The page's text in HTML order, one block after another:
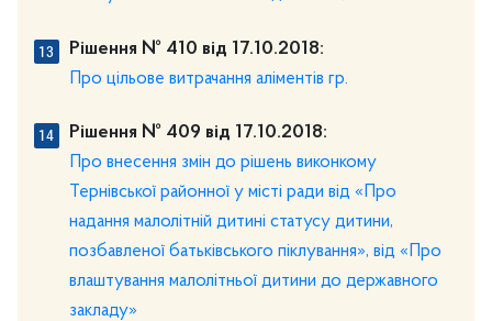
Рішення № 410 від 17.10.2018:
Про цільове витрачання аліментів гр.
Рішення № 409 від 17.10.2018:
Про внесення змін до рішень виконкому
Тернівської районної у місті ради від «Про
надання малолітній дитині статусу дитини,
позбавленої батьківського піклування», від «Про
влаштування малолітньої дитини до державного
закладу»